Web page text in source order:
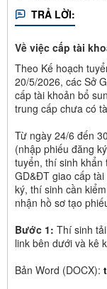
TRẢ LỜI:
Về việc cấp tài
Theo Kế hoạch
20/5/2026, các Sở
cấp tài khoản bổ
trung cấp chưa có
Từ ngày 24/6 đến
(nhập phiếu đăng
tuyển, thí sinh
GD&ĐT giao cấp
ký, thí sinh cần
nhận hồ sơ tạo
Bước 1: Thí sinh
link bên dưới và kê
Bản Word (DOCX):